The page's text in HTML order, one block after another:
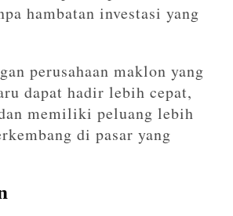
hambatan investasi yang
perusahaan maklon yang
dapat hadir lebih cepat,
memiliki peluang lebih
di pasar yang